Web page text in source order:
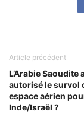
Article précédent
L’Arabie Saoudite
autorisé le survol
espace aérien
Inde/Israël ?